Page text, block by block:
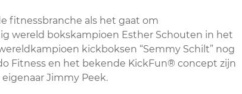
fitnessbranche als het gaat om
wereld bokskampioen Esther Schouten in het
kickboksen “Semmy Schilt” nog
Fitness en het bekende KickFun® concept zijn
Jimmy Peek.